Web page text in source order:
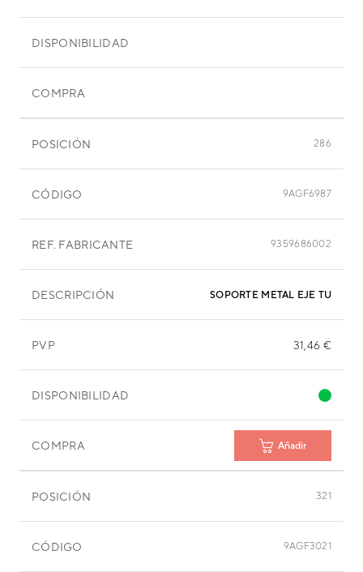
DISPONIBILIDAD
COMPRA
POSICIÓN 286
CÓDIGO 9AGF6987
REF. FABRICANTE 9359686002
DESCRIPCIÓN SOPORTE METAL EJE TURBINA
PVP 31,46 €
DISPONIBILIDAD
COMPRA Añadir
POSICIÓN 321
CÓDIGO 9AGF3021